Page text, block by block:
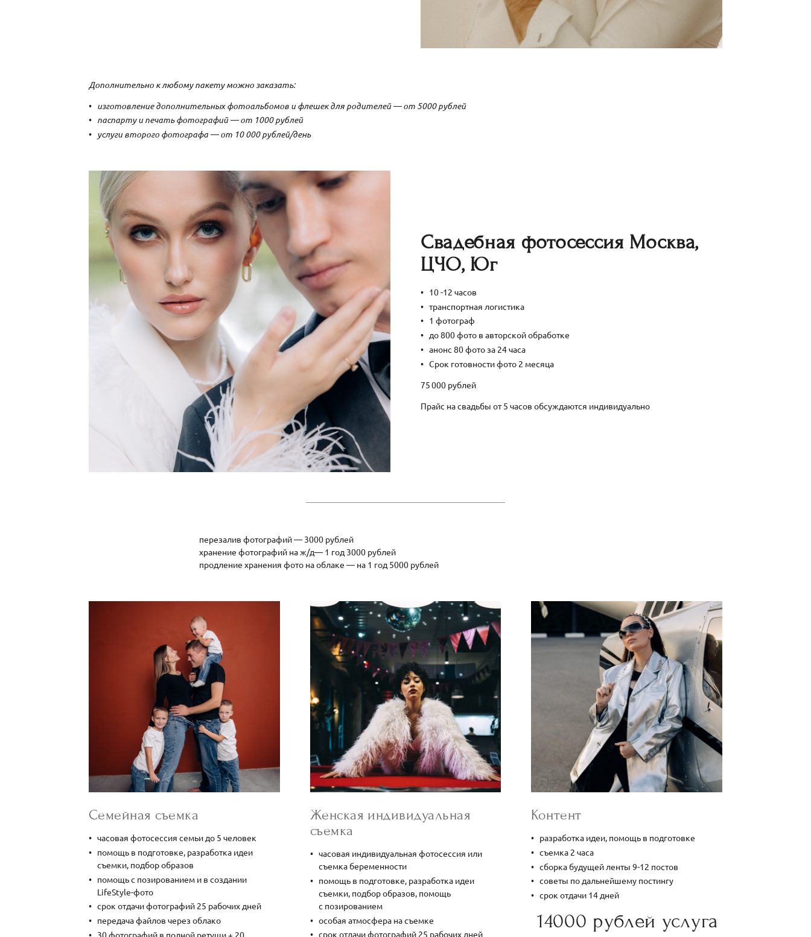
Дополнительно к любому пакету можно заказать:
изготовление дополнительных фотоальбомов и флешек для родителей — от 5000 рублей
паспарту и печать фотографий — от 1000 рублей
услуги второго фотографа — от 10 000 рублей/день
Свадебная фотосессия Москва,
ЦЧО, Юг
10 -12 часов
транспортная логистика
1 фотограф
до 800 фото в авторской обработке
анонс 80 фото за 24 часа
Срок готовности фото 2 месяца
75 000 рублей
Прайс на свадьбы от 5 часов обсуждаются индивидуально
перезалив фотографий — 3000 рублей
хранение фотографий на ж/д— 1 год 3000 рублей
продление хранения фото на облаке — на 1 год 5000 рублей
Семейная съемка
часовая фотосессия семьи до 5 человек
помощь в подготовке, разработка идеи
съемки, подбор образов
помощь с позированием и в создании
LifeStyle-фото
срок отдачи фотографий 25 рабочих дней
передача файлов через облако
30 фотографий в полной ретуши + 20
Женская индивидуальная
съемка
часовая индивидуальная фотосессия или
съемка беременности
помощь в подготовке, разработка идеи
съемки, подбор образов, помощь
с позированием
особая атмосфера на съемке
срок отдачи фотографий 25 рабочих дней
Контент
разработка идеи, помощь в подготовке
съемка 2 часа
сборка будущей ленты 9-12 постов
советы по дальнейшему постингу
срок отдачи 14 дней
14000 рублей услуга